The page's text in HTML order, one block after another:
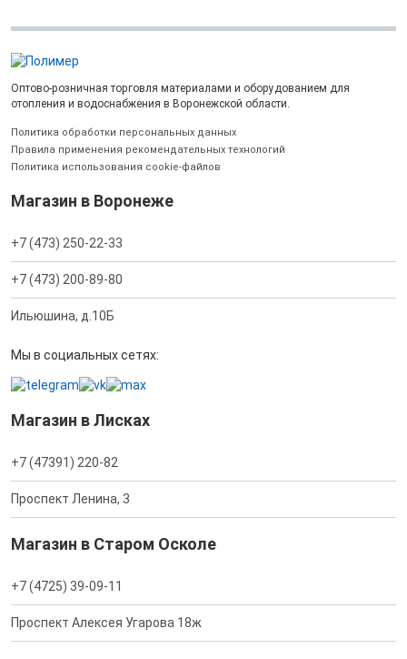
Оптово-розничная торговля материалами и оборудованием для
отопления и водоснабжения в Воронежской области.
Политика обработки персональных данных
Правила применения рекомендательных технологий
Политика использования cookie-файлов
Магазин в Воронеже
+7 (473) 250-22-33
+7 (473) 200-89-80
Ильюшина, д.10Б
Мы в социальных сетях:
Магазин в Лисках
+7 (47391) 220-82
Проспект Ленина, 3
Магазин в Старом Осколе
+7 (4725) 39-09-11
Проспект Алексея Угарова 18ж